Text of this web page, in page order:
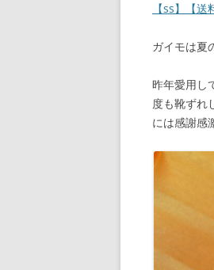
【ss】【
ガイモは夏
昨年愛用し
度も靴ずれ
には感謝感